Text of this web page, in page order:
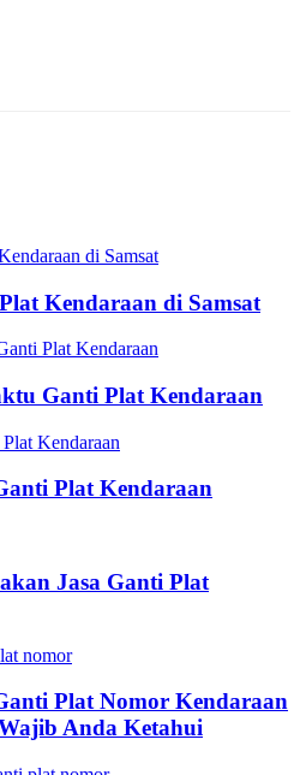
Kendaraan di Samsat
Ganti Plat Kendaraan
Plat Kendaraan
Jasa Ganti Plat
Plat Nomor Kendaraan
Anda Ketahui